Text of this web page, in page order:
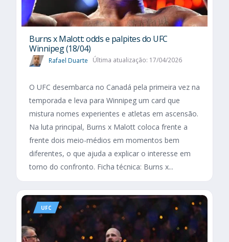
Burns x Malott: odds e palpites do UFC
Winnipeg (18/04)
Rafael Duarte Última atualização: 17/04/2026
O UFC desembarca no Canadá pela primeira vez na
temporada e leva para Winnipeg um card que
mistura nomes experientes e atletas em ascensão.
Na luta principal, Burns x Malott coloca frente a
frente dois meio-médios em momentos bem
diferentes, o que ajuda a explicar o interesse em
torno do confronto. Ficha técnica: Burns x...
UFC